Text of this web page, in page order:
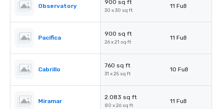
Observatory
900 sq ft
30 x 30 sq ft
11 Fuß
Pacifica
900 sq ft
26 x 21 sq ft
11 Fuß
Cabrillo
760 sq ft
31 x 25 sq ft
10 Fuß
Miramar
2.083 sq ft
80 x 26 sq ft
11 Fuß